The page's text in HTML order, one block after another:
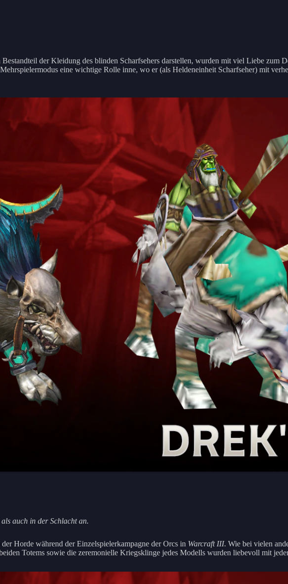
der Kleidung des blinden Scharfsehers darstellen, wurden mit viel Liebe zum
eine wichtige Rolle inne, wo er (als Heldeneinheit Scharfseher) mit
auch in der Schlacht an.
Horde während der Einzelspielerkampagne der Orcs in Warcraft III. Wie bei vielen
Totems sowie die zeremonielle Kriegsklinge jedes Modells wurden liebevoll mit